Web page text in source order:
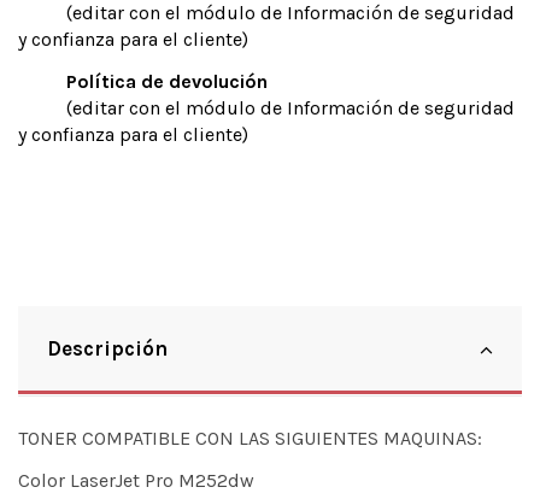
(editar con el módulo de Información de seguridad
y confianza para el cliente)
Política de devolución
(editar con el módulo de Información de seguridad
y confianza para el cliente)
Descripción
TONER COMPATIBLE CON LAS SIGUIENTES MAQUINAS:
Color LaserJet Pro M252dw